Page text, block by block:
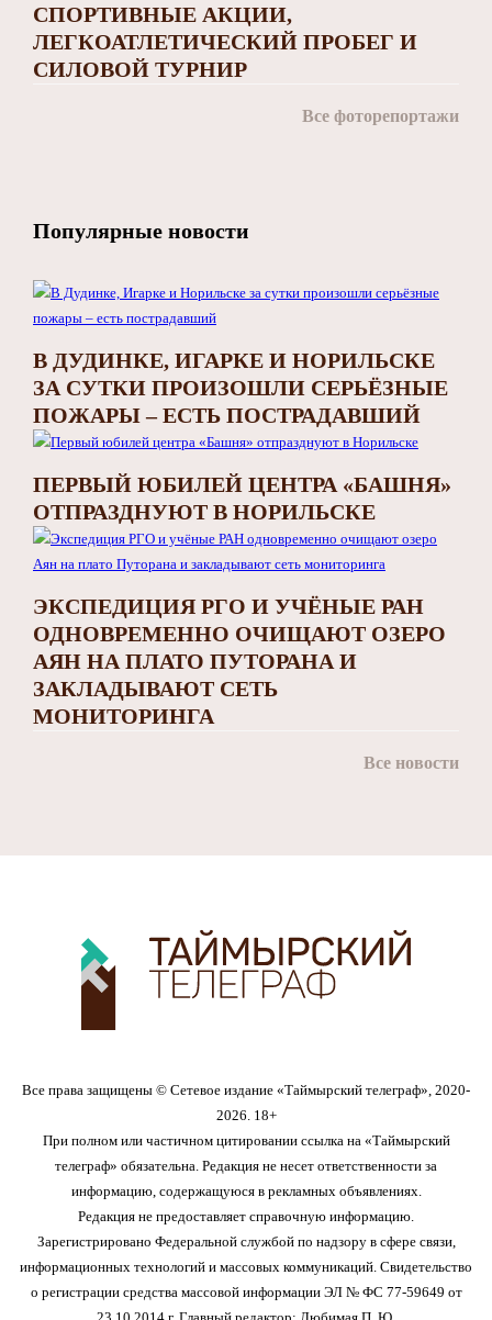
СПОРТИВНЫЕ АКЦИИ,
ЛЕГКОАТЛЕТИЧЕСКИЙ ПРОБЕГ И
СИЛОВОЙ ТУРНИР
Все фоторепортажи
Популярные новости
В ДУДИНКЕ, ИГАРКЕ И НОРИЛЬСКЕ
ЗА СУТКИ ПРОИЗОШЛИ СЕРЬЁЗНЫЕ
ПОЖАРЫ – ЕСТЬ ПОСТРАДАВШИЙ
ПЕРВЫЙ ЮБИЛЕЙ ЦЕНТРА «БАШНЯ»
ОТПРАЗДНУЮТ В НОРИЛЬСКЕ
ЭКСПЕДИЦИЯ РГО И УЧЁНЫЕ РАН
ОДНОВРЕМЕННО ОЧИЩАЮТ ОЗЕРО
АЯН НА ПЛАТО ПУТОРАНА И
ЗАКЛАДЫВАЮТ СЕТЬ
МОНИТОРИНГА
Все новости
Все права защищены © Сетевое издание «Таймырский телеграф», 2020-
2026. 18+
При полном или частичном цитировании ссылка на «Таймырский
телеграф» обязательна. Редакция не несет ответственности за
информацию, содержащуюся в рекламных объявлениях.
Редакция не предоставляет справочную информацию.
Зарегистрировано Федеральной службой по надзору в сфере связи,
информационных технологий и массовых коммуникаций. Свидетельство
о регистрации средства массовой информации ЭЛ № ФС 77-59649 от